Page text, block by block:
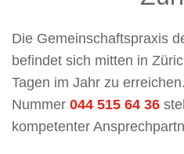
Die Gemeinschaftspraxis
befindet sich mitten in
Tagen im Jahr zu
Nummer 044 515 64 36
kompetenter